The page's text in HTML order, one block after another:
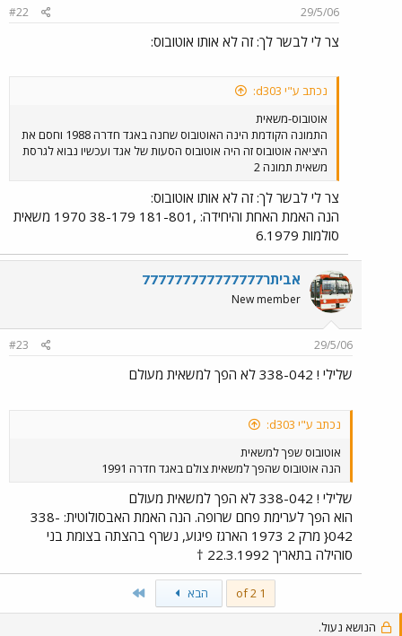
29/5/06
#22
צר לי לבשר לך: זה לא אותו אוטובוס:
נכתב ע"י d303:
אוטובוס-משאית
התמונה הקודמת הינה האוטובוס שחנה באגד חדרה 1988 וחסם את
היציאה אוטובוס זה היה אוטובוס הסעות של אגד ועכשיו נבוא לגרסת
משאית תמונה 2
צר לי לבשר לך: זה לא אותו אוטובוס:
הנה האמת האחת והיחידה: ,181-801 38-179 1970 משאית
סולמות 6.1979
אביתר777777777777777
New member
29/5/06
#23
שלילי ! 338-042 לא הפך למשאית מעולם
נכתב ע"י d303:
אוטובוס שפך למשאית
הנה אוטובוס שהפך למשאית צולם באגד חדרה 1991
שלילי ! 338-042 לא הפך למשאית מעולם
הוא הפך לערימת פחם שרופה. הנה האמת האבסולוטית: 338-
042{ מרק 2 1973 הארגז פיגוע, נשרף בהצתה בצומת בני
סוהילה בתאריך 22.3.1992 †
1 of 2 הבא
הנושא נעול.